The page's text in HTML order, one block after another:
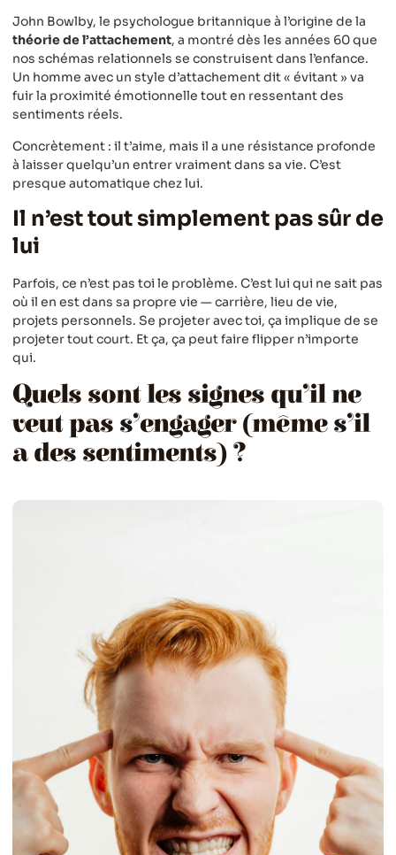
John Bowlby, le psychologue britannique à l’origine de la
théorie de l’attachement, a montré dès les années 60 que
nos schémas relationnels se construisent dans l’enfance.
Un homme avec un style d’attachement dit « évitant » va
fuir la proximité émotionnelle tout en ressentant des
sentiments réels.
Concrètement : il t’aime, mais il a une résistance profonde
à laisser quelqu’un entrer vraiment dans sa vie. C’est
presque automatique chez lui.
Il n’est tout simplement pas sûr de
lui
Parfois, ce n’est pas toi le problème. C’est lui qui ne sait pas
où il en est dans sa propre vie — carrière, lieu de vie,
projets personnels. Se projeter avec toi, ça implique de se
projeter tout court. Et ça, ça peut faire flipper n’importe
qui.
Quels sont les signes qu’il ne
veut pas s’engager (même s’il
a des sentiments) ?